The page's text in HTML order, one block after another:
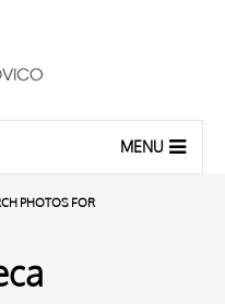
MENU
PHOTOS FOR